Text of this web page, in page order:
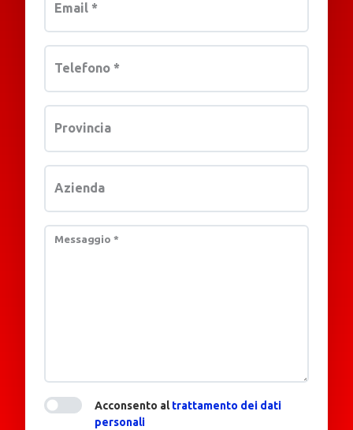
Email *
Telefono *
Provincia
Azienda
Messaggio *
Acconsento altrattamento dei dati
personali